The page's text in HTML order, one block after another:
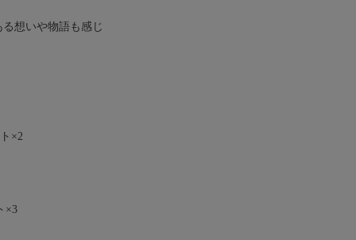
想いや物語も感じ
×2
×3